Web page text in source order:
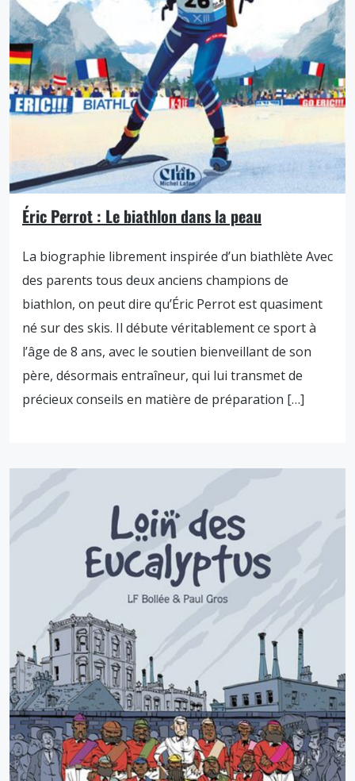
Éric Perrot : Le biathlon dans la peau
La biographie librement inspirée d’un biathlète Avec
des parents tous deux anciens champions de
biathlon, on peut dire qu’Éric Perrot est quasiment
né sur des skis. Il débute véritablement ce sport à
l’âge de 8 ans, avec le soutien bienveillant de son
père, désormais entraîneur, qui lui transmet de
précieux conseils en matière de préparation […]